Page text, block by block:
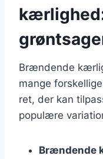
Brændende
mange
ret, der kan
populære
Brændende